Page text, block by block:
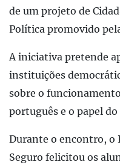
de um projeto de
Política promovido
A iniciativa pretende
instituições
sobre o
português e o papel
Durante o encontro, o
Seguro felicitou os